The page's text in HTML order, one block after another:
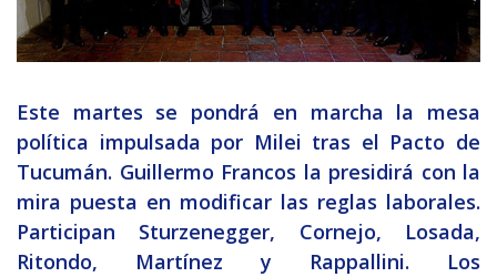
Este martes se pondrá en marcha la mesa
política impulsada por Milei tras el Pacto de
Tucumán. Guillermo Francos la presidirá con la
mira puesta en modificar las reglas laborales.
Participan Sturzenegger, Cornejo, Losada,
Ritondo, Martínez y Rappallini. Los